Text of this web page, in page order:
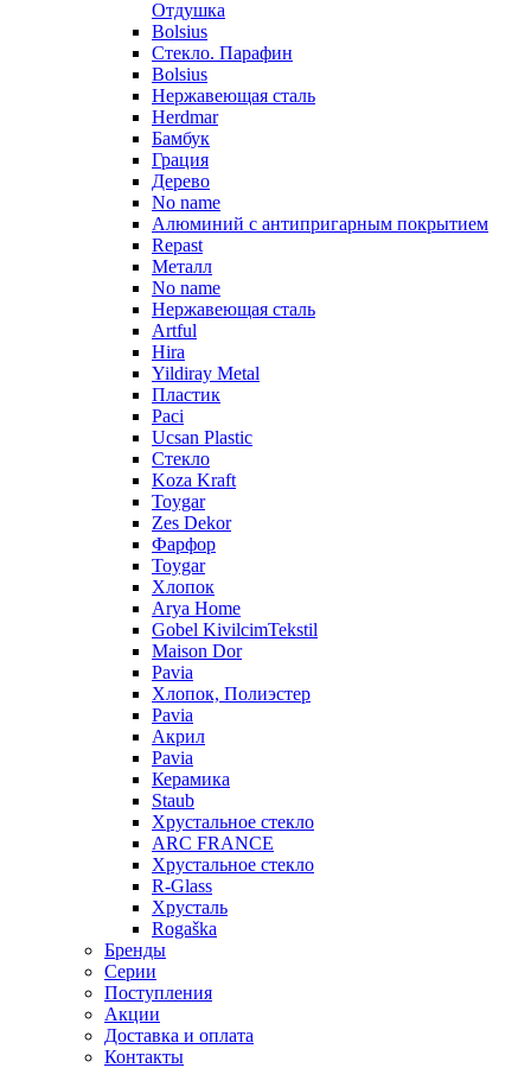
Отдушка
Bolsius
Стекло. Парафин
Bolsius
Нержавеющая сталь
Herdmar
Бамбук
Грация
Дерево
No name
Алюминий с антипригарным покрытием
Repast
Металл
No name
Нержавеющая сталь
Artful
Hira
Yildiray Metal
Пластик
Paci
Ucsan Plastic
Стекло
Koza Kraft
Toygar
Zes Dekor
Фарфор
Toygar
Хлопок
Arya Home
Gobel KivilcimTekstil
Maison Dor
Pavia
Хлопок, Полиэстер
Pavia
Акрил
Pavia
Керамика
Staub
Хрустальное стекло
ARC FRANCE
Хрустальное стекло
R-Glass
Хрусталь
Rogaška
Бренды
Серии
Поступления
Акции
Доставка и оплата
Контакты